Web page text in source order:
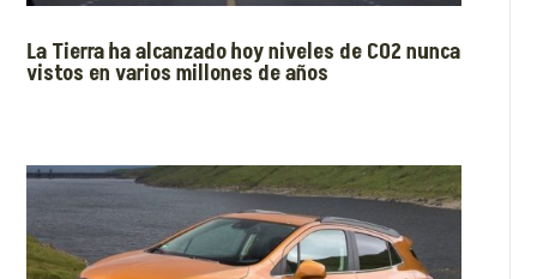
La Tierra ha alcanzado hoy niveles de CO2 nunca
vistos en varios millones de años